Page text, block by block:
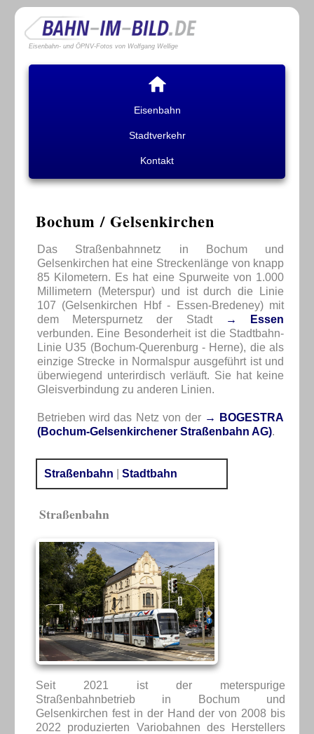
Eisenbahn- und ÖPNV-Fotos von Wolfgang Wellige
Eisenbahn
Stadtverkehr
Kontakt
Bochum / Gelsenkirchen
Das Straßenbahnnetz in Bochum und
Gelsenkirchen hat eine Streckenlänge von knapp
85 Kilometern. Es hat eine Spurweite von 1.000
Millimetern (Meterspur) und ist durch die Linie
107 (Gelsenkirchen Hbf - Essen-Bredeney) mit
dem Meterspurnetz der Stadt
→ Essen
verbunden. Eine Besonderheit ist die Stadtbahn-
Linie U35 (Bochum-Querenburg - Herne), die als
einzige Strecke in Normalspur ausgeführt ist und
überwiegend unterirdisch verläuft. Sie hat keine
Gleisverbindung zu anderen Linien.
Betrieben wird das Netz von der → BOGESTRA
(Bochum-Gelsenkirchener Straßenbahn AG).
Straßenbahn Stadtbahn
Straßenbahn
Seit 2021 ist der meterspurige
Straßenbahnbetrieb in Bochum und
Gelsenkirchen fest in der Hand der von 2008 bis
2022 produzierten Variobahnen des Herstellers